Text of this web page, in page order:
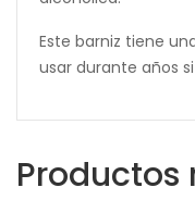
Este barniz tiene
usar durante años